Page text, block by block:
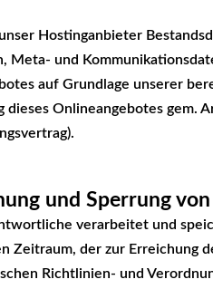
Hostinganbieter
Meta- und
auf Grundlage unserer
Onlineangebotes gem.
und Sperrung
verarbeitet und
Zeitraum, der zur Erreichung
Richtlinien- und